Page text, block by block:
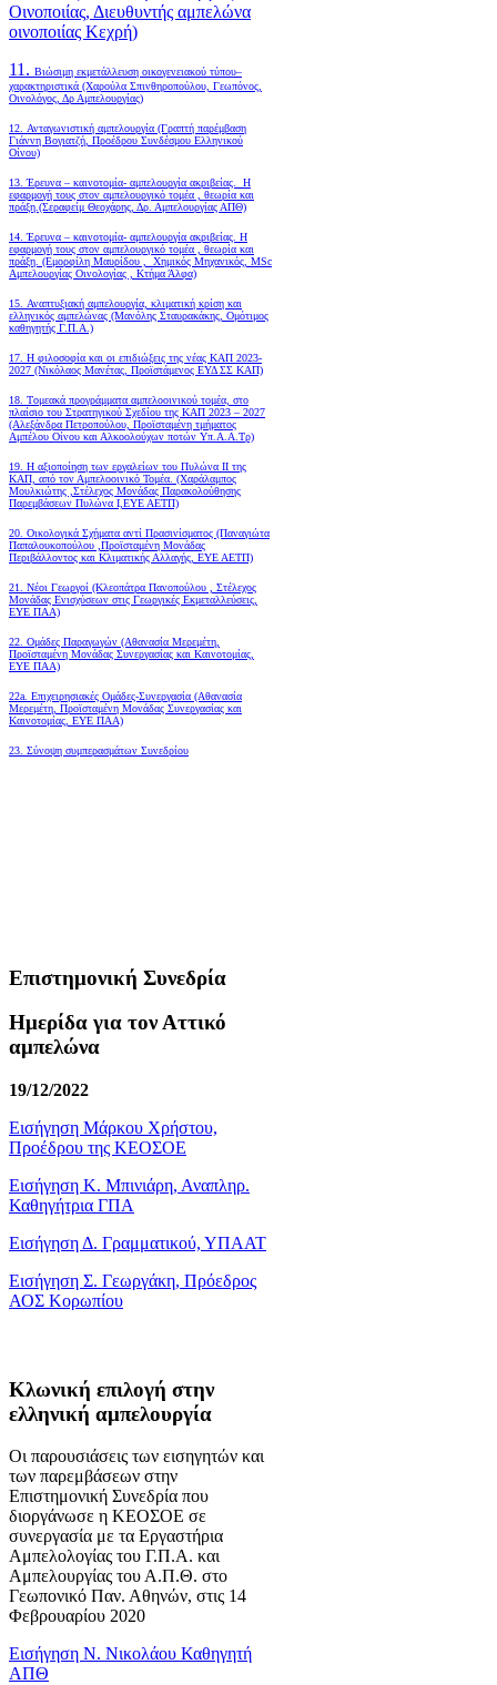
Οινοποιίας, Διευθυντής αμπελώνα
οινοποιίας Κεχρή)
11. Βιώσιμη εκμετάλλευση οικογενειακού τύπου–
χαρακτηριστικά (Χαρούλα Σπινθηροπούλου, Γεωπόνος,
Οινολόγος, Δρ Αμπελουργίας)
12. Ανταγωνιστική αμπελουργία (Γραπτή παρέμβαση
Γιάννη Βογιατζή, Προέδρου Συνδέσμου Ελληνικού
Οίνου)
13. Έρευνα – καινοτομία- αμπελουργία ακριβείας. Η
εφαρμογή τους στον αμπελουργικό τομέα , θεωρία και
πράξη.(Σεραφείμ Θεοχάρης, Δρ. Αμπελουργίας ΑΠΘ)
14. Έρευνα – καινοτομία- αμπελουργία ακριβείας. Η
εφαρμογή τους στον αμπελουργικό τομέα , θεωρία και
πράξη. (Εμορφίλη Μαυρίδου , Χημικός Μηχανικός, MSc
Αμπελουργίας Οινολογίας , Κτήμα Άλφα)
15. Αναπτυξιακή αμπελουργία, κλιματική κρίση και
ελληνικός αμπελώνας (Μανόλης Σταυρακάκης, Ομότιμος
καθηγητής Γ.Π.Α.)
17. Η φιλοσοφία και οι επιδιώξεις της νέας ΚΑΠ 2023-
2027 (Νικόλαος Μανέτας, Προϊστάμενος ΕΥΔ ΣΣ ΚΑΠ)
18. Tομεακά προγράμματα αμπελοοινικού τομέα, στο
πλαίσιο του Στρατηγικού Σχεδίου της ΚΑΠ 2023 – 2027
(Αλεξάνδρα Πετροπούλου, Προϊσταμένη τμήματος
Αμπέλου Οίνου και Αλκοολούχων ποτών Υπ.Α.Α.Τρ)
19. Η αξιοποίηση των εργαλείων του Πυλώνα ΙΙ της
ΚΑΠ, από τον Αμπελοοινικό Τομέα. (Χαράλαμπος
Μουλκιώτης ,Στέλεχος Μονάδας Παρακολούθησης
Παρεμβάσεων Πυλώνα Ι,ΕΥΕ ΑΕΤΠ)
20. Οικολογικά Σχήματα αντί Πρασινίσματος (Παναγιώτα
Παπαλουκοπούλου ,Προϊσταμένη Μονάδας
Περιβάλλοντος και Κλιματικής Αλλαγής, ΕΥΕ ΑΕΤΠ)
21. Νέοι Γεωργοί (Κλεοπάτρα Πανοπούλου , Στέλεχος
Μονάδας Ενισχύσεων στις Γεωργικές Εκμεταλλεύσεις,
ΕΥΕ ΠΑΑ)
22. Ομάδες Παραγωγών (Αθανασία Μερεμέτη,
Προϊσταμένη Μονάδας Συνεργασίας και Καινοτομίας,
ΕΥΕ ΠΑΑ)
22a. Επιχειρησιακές Ομάδες-Συνεργασία (Αθανασία
Μερεμέτη, Προϊσταμένη Μονάδας Συνεργασίας και
Καινοτομίας, ΕΥΕ ΠΑΑ)
23. Σύνοψη συμπερασμάτων Συνεδρίου
Επιστημονική Συνεδρία
Ημερίδα για τον Αττικό
αμπελώνα
19/12/2022
Εισήγηση Μάρκου Χρήστου,
Προέδρου της ΚΕΟΣΟΕ
Εισήγηση Κ. Μπινιάρη, Αναπληρ.
Καθηγήτρια ΓΠΑ
Εισήγηση Δ. Γραμματικού, ΥΠΑΑΤ
Εισήγηση Σ. Γεωργάκη, Πρόεδρος
ΑΟΣ Κορωπίου
Κλωνική επιλογή στην
ελληνική αμπελουργία
Οι παρουσιάσεις των εισηγητών και
των παρεμβάσεων στην
Επιστημονική Συνεδρία που
διοργάνωσε η ΚΕΟΣΟΕ σε
συνεργασία με τα Εργαστήρια
Αμπελολογίας του Γ.Π.Α. και
Αμπελουργίας του Α.Π.Θ. στο
Γεωπονικό Παν. Αθηνών, στις 14
Φεβρουαρίου 2020
Εισήγηση Ν. Νικολάου Καθηγητή
ΑΠΘ